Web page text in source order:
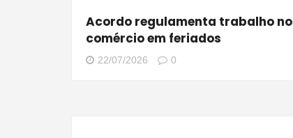
Acordo regulamenta trabalho no
comércio em feriados
22/07/2026 0